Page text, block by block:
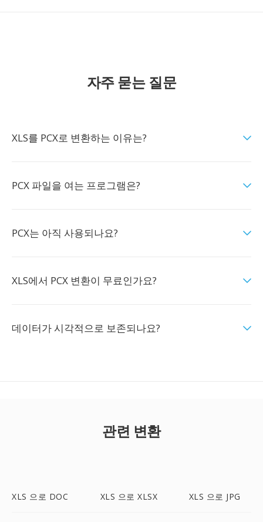
자주 묻는 질문
XLS를 PCX로 변환하는 이유는?
PCX 파일을 여는 프로그램은?
PCX는 아직 사용되나요?
XLS에서 PCX 변환이 무료인가요?
데이터가 시각적으로 보존되나요?
관련 변환
XLS 으로 DOC XLS 으로 XLSX XLS 으로 JPG